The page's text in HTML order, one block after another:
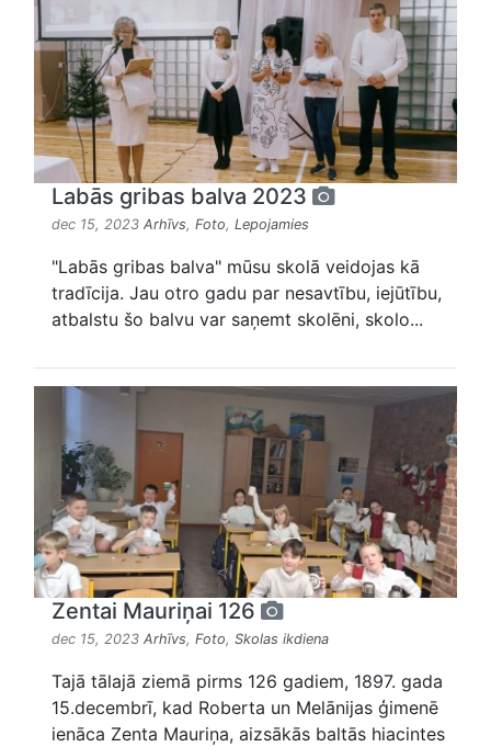
Labās gribas balva 2023
dec 15, 2023 Arhīvs, Foto, Lepojamies
"Labās gribas balva" mūsu skolā veidojas kā
tradīcija. Jau otro gadu par nesavtību, iejūtību,
atbalstu šo balvu var saņemt skolēni, skolo...
Zentai Mauriņai 126
dec 15, 2023 Arhīvs, Foto, Skolas ikdiena
Tajā tālajā ziemā pirms 126 gadiem, 1897. gada
15.decembrī, kad Roberta un Melānijas ģimenē
ienāca Zenta Mauriņa, aizsākās baltās hiacintes